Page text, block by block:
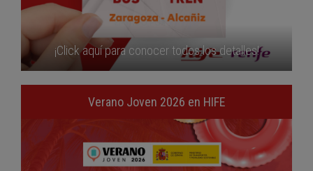
¡Click aquí para conocer todos los detalles!
Verano Joven 2026 en HIFE